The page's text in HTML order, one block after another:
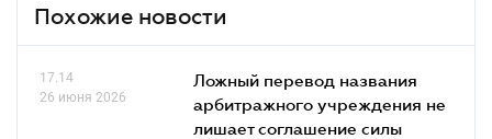
Похожие новости
17.14
26 июня 2026
Ложный перевод названия
арбитражного учреждения не
лишает соглашение силы